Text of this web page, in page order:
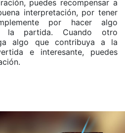
puedes recompensar a
interpretación, por tener
por hacer algo
la partida. Cuando otro
algo que contribuya a la
e interesante, puedes